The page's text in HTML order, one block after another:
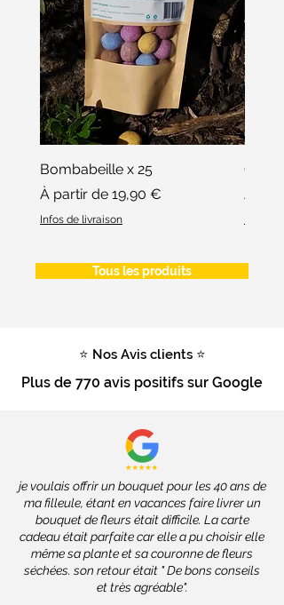
Bombabeille x 25
À partir de 19,90 €
Prix promotionnel
Infos de livraison
À
Prix
Tous les produits
⭐ Nos Avis clients ⭐
Plus de 770 avis positifs sur Google
je voulais offrir un bouquet pour les 40 ans de
ma filleule, étant en vacances faire livrer un
bouquet de fleurs était difficile. La carte
cadeau était parfaite car elle a pu choisir elle
même sa plante et sa couronne de fleurs
séchées. son retour était " De bons conseils
et très agréable".